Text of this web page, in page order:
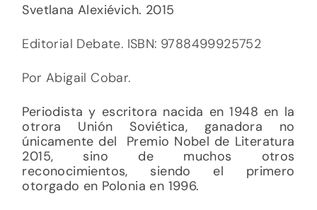
Svetlana Alexiévich. 2015
Editorial Debate. ISBN: 9788499925752
Por Abigail Cobar.
Periodista y escritora nacida en 1948 en la
otrora Unión Soviética, ganadora no
únicamente del Premio Nobel de Literatura
2015, sino de muchos otros
reconocimientos, siendo el primero
otorgado en Polonia en 1996.